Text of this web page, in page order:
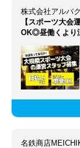
株式会社アルバ
【スポーツ大会
OK◎昼働くより
名鉄商店